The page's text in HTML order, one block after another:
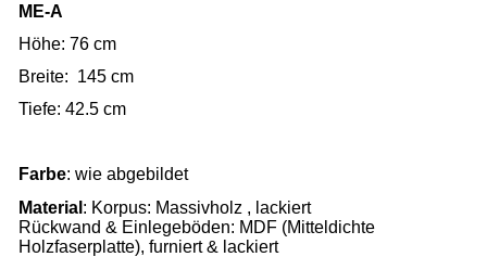
ME-A
Höhe: 76 cm
Breite: 145 cm
Tiefe: 42.5 cm
Farbe: wie abgebildet
Material : Korpus: Massivholz , lackiert
Rückwand & Einlegeböden: MDF (Mitteldichte
Holzfaserplatte), furniert & lackiert